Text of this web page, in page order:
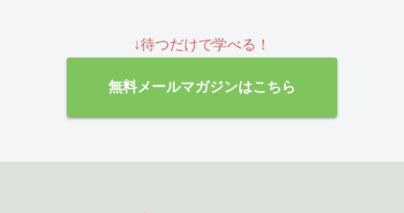
↓待つだけで学べる！
無料メールマガジンはこちら